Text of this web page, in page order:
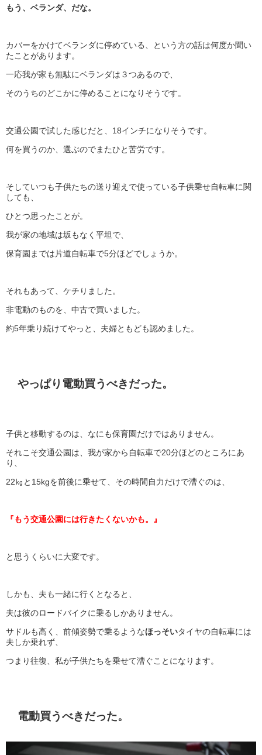
もう、ベランダ、だな。
カバーをかけてベランダに停めている、という方の話は何度か聞い
たことがあります。
一応我が家も無駄にベランダは３つあるので、
そのうちのどこかに停めることになりそうです。
交通公園で試した感じだと、18インチになりそうです。
何を買うのか、選ぶのでまたひと苦労です。
そしていつも子供たちの送り迎えで使っている子供乗せ自転車に関
しても、
ひとつ思ったことが。
我が家の地域は坂もなく平坦で、
保育園までは片道自転車で5分ほどでしょうか。
それもあって、ケチりました。
非電動のものを、中古で買いました。
約5年乗り続けてやっと、夫婦ともども認めました。
やっぱり電動買うべきだった。
子供と移動するのは、なにも保育園だけではありません。
それこそ交通公園は、我が家から自転車で20分ほどのところにあ
り、
22㎏と15kgを前後に乗せて、その時間自力だけで漕ぐのは、
『もう交通公園には行きたくないかも。』
と思うくらいに大変です。
しかも、夫も一緒に行くとなると、
夫は彼のロードバイクに乗るしかありません。
サドルも高く、前傾姿勢で乗るようなほっそいタイヤの自転車には
夫しか乗れず、
つまり往復、私が子供たちを乗せて漕ぐことになります。
電動買うべきだった。